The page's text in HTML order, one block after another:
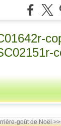
goût de Noël >>